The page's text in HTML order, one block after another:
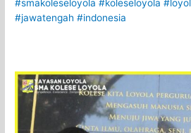
#smakoleseloyola #koleseloyola
#jawatengah #indonesia